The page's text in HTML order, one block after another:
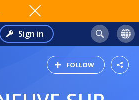
Sign in
FOLLOW